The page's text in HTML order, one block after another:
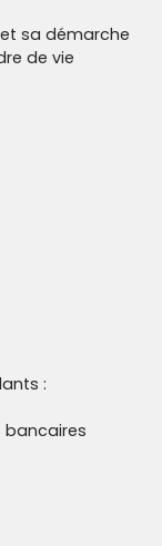
sa démarche
de vie
:
bancaires